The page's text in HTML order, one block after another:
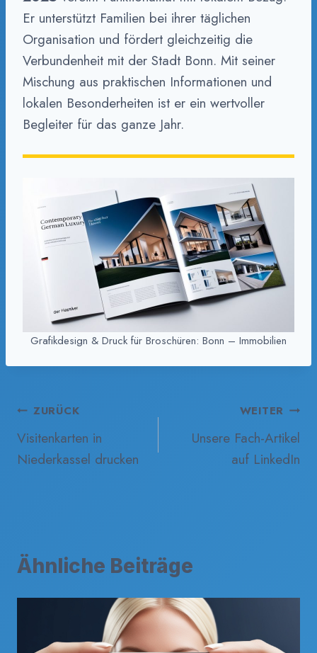
Er unterstützt Familien bei ihrer täglichen
Organisation und fördert gleichzeitig die
Verbundenheit mit der Stadt Bonn. Mit seiner
Mischung aus praktischen Informationen und
lokalen Besonderheiten ist er ein wertvoller
Begleiter für das ganze Jahr.
Grafikdesign & Druck für Broschüren: Bonn – Immobilien
Beitragsnavigation
ZURÜCK
Visitenkarten in
Niederkassel drucken
WEITER
Unsere Fach-Artikel
auf LinkedIn
Ähnliche Beiträge